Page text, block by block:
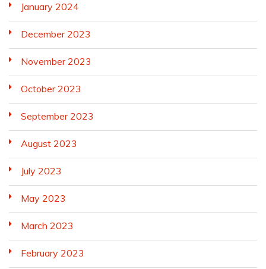
January 2024
December 2023
November 2023
October 2023
September 2023
August 2023
July 2023
May 2023
March 2023
February 2023